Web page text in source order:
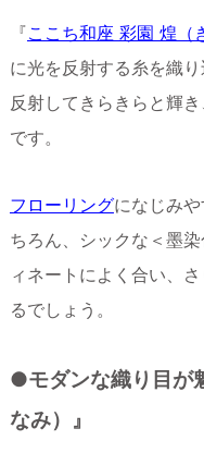
『ここち和座 彩園 煌（
に光を反射する糸を織
反射してきらきらと輝
です。
フローリングになじみ
ちろん、シックな＜墨
ィネートによく合い、
るでしょう。
●モダンな織り目が
なみ）』